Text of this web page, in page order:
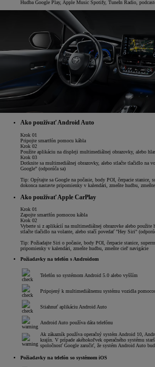
Hudba Google Play, Apple Music Spotify, TuneIn Radio,
Ako používať Android Auto
Krok 01
Pripojte smartfón pomocu kábla
Krok 02
Použite aplikáciu na displeji multimediálnej obrazovky, alebo
Krok 03
Dotknite sa multimediálnej obrazovky, alebo stlačte tlačidlo na
Google" (odporúča sa)
Tip: Opýtajte sa Google na počasie, body POI, čerpacie stanice,
dokonca nastavte pripomienky v kalendári, zmeňte hudbu,
Ako používať Apple CarPlay
Krok 01
Zapojte smartfón pomocou kábla
Krok 02
Vyberte si z aplikácií na multimediálnej obrazovke alebo použite
stlačte tlačidlo na volante, alebo stačí povedať "Hey Siri"
Tip: Požiadajte Siri o počasie, body POI, čerpacie stanice,
pripomienky v kalendári, zmeňte hudbu, zmeňte cieľ navigácie
Požiadavky na telefón s Androidom
Telefón so systémom Android 5.0 alebo vyšším
Pripojený k multimediálnemu systému vozidla
Stiahnuť aplikáciu Android Auto
Android Auto používa dáta telefónu
Ak zákazník používa operačný systém Android 10,
krajín. V prípade akéhokoľvek operačného systému
spoločnosť Google zaručiť, že systém Android Auto
Požiadavky na telefón so systémom iOS